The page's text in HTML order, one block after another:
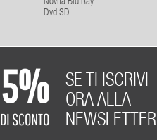
Novità Blu Ray
Dvd 3D
5%
DI SCONTO
SE TI ISCRIVI
ORA ALLA
NEWSLETTER